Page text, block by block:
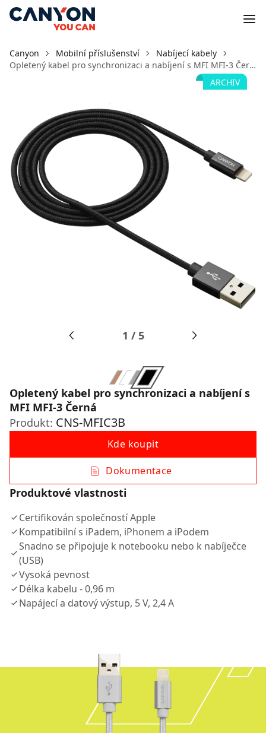
Canyon Mobilní příslušenství
Nabíjecí kabely
Opletený kabel pro synchronizaci a nabíjení s MFI MFI-3 Černá
ARCHIV
1 / 5
Opletený kabel pro synchronizaci a nabíjení s
MFI MFI-3 Černá
Produkt: CNS-MFIC3B
Kde koupit
Dokumentace
Produktové vlastnosti
Certifikován společností Apple
Kompatibilní s iPadem, iPhonem a iPodem
Snadno se připojuje k notebooku nebo k nabíječce
(USB)
Vysoká pevnost
Délka kabelu - 0,96 m
Napájecí a datový výstup, 5 V, 2,4 A